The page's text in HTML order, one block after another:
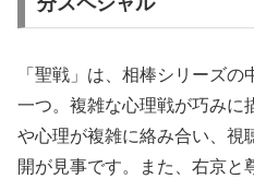
「聖戦」は、相棒シリーズ
一つ。複雑な心理戦が巧みに
や心理が複雑に絡み合い、視
開が見事です。また、右京と